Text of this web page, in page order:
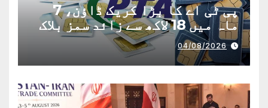
پی ٹی اے کا بڑا کریک ڈاؤن، 7
ماہ میں 18 لاکھ سے زائد سمز بلاک
04/08/2026